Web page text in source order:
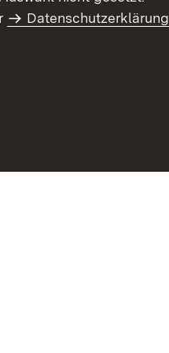
Datenschutzerklärung